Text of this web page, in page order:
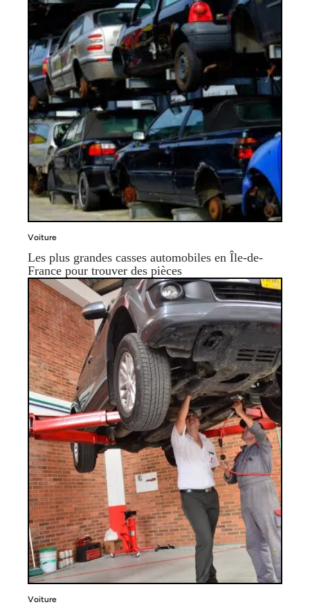
Voiture
Les plus grandes casses automobiles en Île-de-
France pour trouver des pièces
Voiture